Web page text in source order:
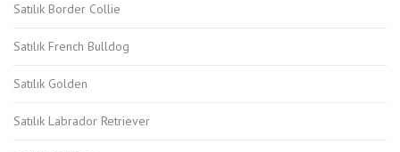
Satılık Border Collie
Satılık French Bulldog
Satılık Golden
Satılık Labrador Retriever